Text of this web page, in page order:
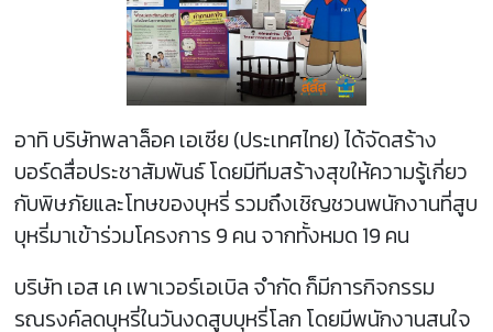
อาทิ บริษัทพลาล็อค เอเซีย (ประเทศไทย) ได้จัดสร้าง
บอร์ดสื่อประชาสัมพันธ์ โดยมีทีมสร้างสุขให้ความรู้เกี่ยว
กับพิษภัยและโทษของบุหรี่ รวมถึงเชิญชวนพนักงานที่สูบ
บุหรี่มาเข้าร่วมโครงการ 9 คน จากทั้งหมด 19 คน
บริษัท เอส เค เพาเวอร์เอเบิล จำกัด ก็มีการกิจกรรม
รณรงค์ลดบุหรี่ในวันงดสูบบุหรี่โลก โดยมีพนักงานสนใจ